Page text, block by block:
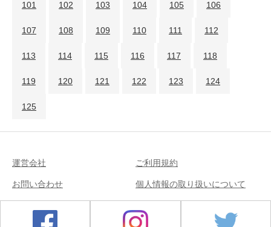
101 102 103 104 105 106
107 108 109 110 111 112
113 114 115 116 117 118
119 120 121 122 123 124
125
運営会社 ご利用規約
お問い合わせ 個人情報の取り扱いについて